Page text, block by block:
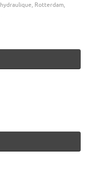
hydraulique, Rotterdam,